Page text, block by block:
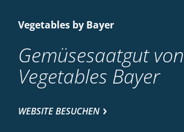
Vegetables by Bayer
Gemüsesaatgut von
Vegetables Bayer
WEBSITE BESUCHEN